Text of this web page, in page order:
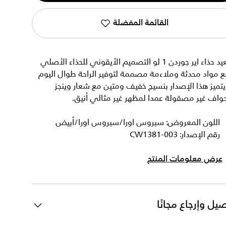
القائمة المفضلة
يعيد حذاء اير جوردن 1 لو التصميم الأيقوني للحذاء الأصلي
مواد محدثة وملاءمة مصممة لتوفير الراحة طوال اليوم
هذا الإصدار بنسيج خفيف ومتين مع شعار وينجز
غير مصقولة عمدا لمظهر غير مثالي أنيق.
اللون المعروض: سبروس اورا/سبروس اورا/أبيض
رقم الإصدار: CW1381-003
عرض معلومات المنتج
وإرجاع مجانًا